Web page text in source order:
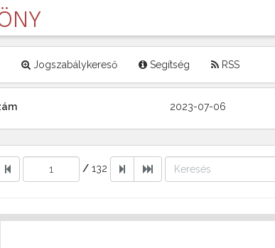
Jogszabálykereső Segítség RSS
2023-07-06
/ 132